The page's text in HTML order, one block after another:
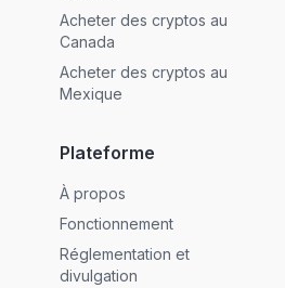
Acheter des cryptos au
Canada
Acheter des cryptos au
Mexique
Plateforme
À propos
Fonctionnement
Réglementation et
divulgation